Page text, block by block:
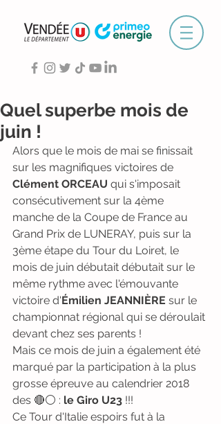
Quel superbe mois de
juin !
Alors que le mois de mai se finissait
sur les magnifiques victoires de
Clément ORCEAU qui s'imposait
consécutivement sur la 4ème
manche de la Coupe de France au
Grand Prix de LUNERAY, puis sur la
3ème étape du Tour du Loiret, le
mois de juin débutait débutait sur le
même rythme avec l'émouvante
victoire d'Émilien JEANNIÈRE sur le
championnat régional qui se déroulait
devant chez ses parents !
Mais ce mois de juin a également été
marqué par la participation à la plus
grosse épreuve au calendrier 2018
des 🔴⚪️ : le Giro U23 !!!
Ce Tour d'Italie espoirs fut à la